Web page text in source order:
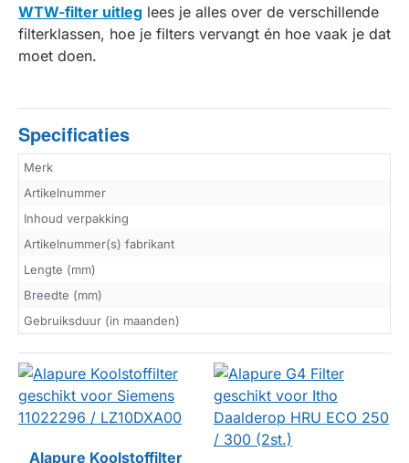
WTW-filter uitleg lees je alles over de verschillende
filterklassen, hoe je filters vervangt én hoe vaak je dat
moet doen.
Specificaties
Merk
Artikelnummer
Inhoud verpakking
Artikelnummer(s) fabrikant
Lengte (mm)
Breedte (mm)
Gebruiksduur (in maanden)
Alapure Koolstoffilter